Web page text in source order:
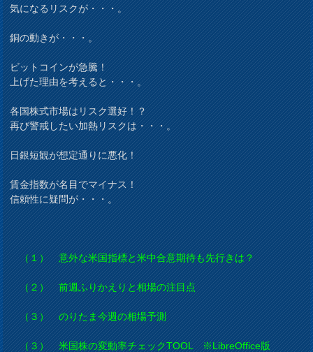
気になるリスクが・・・。
銅の動きが・・・。
ビットコインが急騰！
上げた理由を考えると・・・。
各国株式市場はリスク選好！？
再び警戒したい加熱リスクは・・・。
日銀短観が想定通りに悪化！
賃金指数が名目でマイナス！
信頼性に疑問が・・・。
（１） 意外な米国指標と米中合意期待も先行きは？
（２） 前週ふりかえりと相場の注目点
（３） のりたま今週の相場予測
（３） 米国株の変動率チェックTOOL ※LibreOffice版